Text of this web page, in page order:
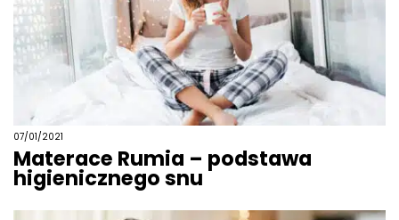
07/01/2021
Materace Rumia – podstawa
higienicznego snu